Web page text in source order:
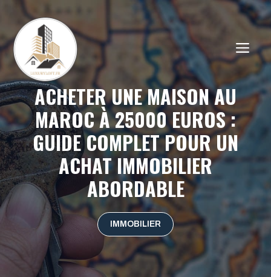
contenu
ACHETER UNE MAISON AU
MAROC À 25000 EUROS :
GUIDE COMPLET POUR UN
ACHAT IMMOBILIER
ABORDABLE
IMMOBILIER